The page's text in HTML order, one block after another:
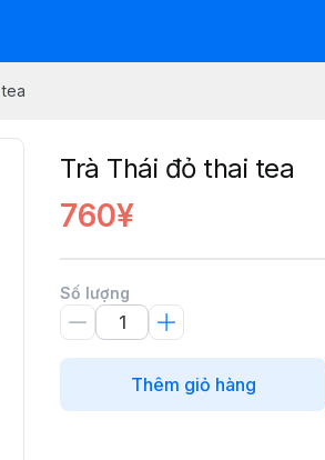
Trà Thái đỏ thai tea
760¥
Số lượng
Thêm giỏ hàng